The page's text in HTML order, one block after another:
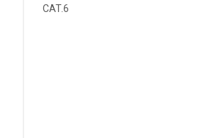
CAT.6